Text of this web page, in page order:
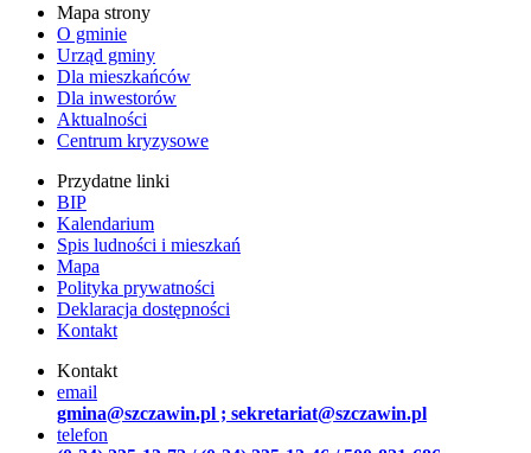
Mapa strony
O gminie
Urząd gminy
Dla mieszkańców
Dla inwestorów
Aktualności
Centrum kryzysowe
Przydatne linki
BIP
Kalendarium
Spis ludności i mieszkań
Mapa
Polityka prywatności
Deklaracja dostępności
Kontakt
Kontakt
email
gmina@szczawin.pl ; sekretariat@szczawin.pl
telefon